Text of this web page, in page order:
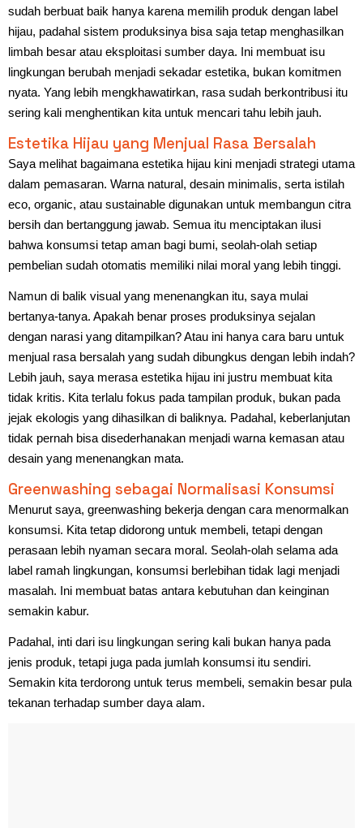
sudah berbuat baik hanya karena memilih produk dengan label
hijau, padahal sistem produksinya bisa saja tetap menghasilkan
limbah besar atau eksploitasi sumber daya. Ini membuat isu
lingkungan berubah menjadi sekadar estetika, bukan komitmen
nyata. Yang lebih mengkhawatirkan, rasa sudah berkontribusi itu
sering kali menghentikan kita untuk mencari tahu lebih jauh.
Estetika Hijau yang Menjual Rasa Bersalah
Saya melihat bagaimana estetika hijau kini menjadi strategi utama
dalam pemasaran. Warna natural, desain minimalis, serta istilah
eco, organic, atau sustainable digunakan untuk membangun citra
bersih dan bertanggung jawab. Semua itu menciptakan ilusi
bahwa konsumsi tetap aman bagi bumi, seolah-olah setiap
pembelian sudah otomatis memiliki nilai moral yang lebih tinggi.
Namun di balik visual yang menenangkan itu, saya mulai
bertanya-tanya. Apakah benar proses produksinya sejalan
dengan narasi yang ditampilkan? Atau ini hanya cara baru untuk
menjual rasa bersalah yang sudah dibungkus dengan lebih indah?
Lebih jauh, saya merasa estetika hijau ini justru membuat kita
tidak kritis. Kita terlalu fokus pada tampilan produk, bukan pada
jejak ekologis yang dihasilkan di baliknya. Padahal, keberlanjutan
tidak pernah bisa disederhanakan menjadi warna kemasan atau
desain yang menenangkan mata.
Greenwashing sebagai Normalisasi Konsumsi
Menurut saya, greenwashing bekerja dengan cara menormalkan
konsumsi. Kita tetap didorong untuk membeli, tetapi dengan
perasaan lebih nyaman secara moral. Seolah-olah selama ada
label ramah lingkungan, konsumsi berlebihan tidak lagi menjadi
masalah. Ini membuat batas antara kebutuhan dan keinginan
semakin kabur.
Padahal, inti dari isu lingkungan sering kali bukan hanya pada
jenis produk, tetapi juga pada jumlah konsumsi itu sendiri.
Semakin kita terdorong untuk terus membeli, semakin besar pula
tekanan terhadap sumber daya alam.